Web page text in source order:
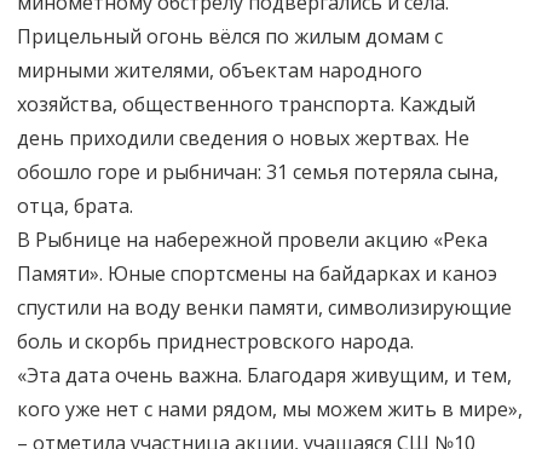
Прицельный огонь вёлся по жилым домам с
мирными жителями, объектам народного
хозяйства, общественного транспорта. Каждый
день приходили сведения о новых жертвах. Не
обошло горе и рыбничан: 31 семья потеряла сына,
отца, брата.
В Рыбнице на набережной провели акцию «Река
Памяти». Юные спортсмены на байдарках и каноэ
спустили на воду венки памяти, символизирующие
боль и скорбь приднестровского народа.
«Эта дата очень важна. Благодаря живущим, и тем,
кого уже нет с нами рядом, мы можем жить в мире»,
– отметила участница акции, учащаяся СШ №10